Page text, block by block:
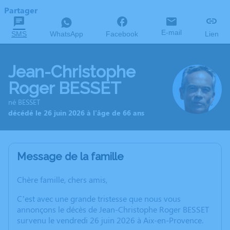
Partager
SMS WhatsApp Facebook E-mail Lien
Jean-Christophe
Roger BESSET
né BESSET
décédé le 26 juin 2026 à l'âge de 66 ans
Message de la famille
Chère famille, chers amis,
C’est avec une grande tristesse que nous vous
annonçons le décès de Jean-Christophe Roger BESSET
survenu le vendredi 26 juin 2026 à Aix-en-Provence.